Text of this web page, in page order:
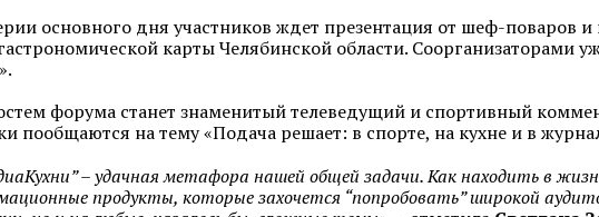
основного дня участников ждет презентация от шеф-поваров
карты Челябинской области. Соорганизаторами
форума станет знаменитый телеведущий и спортивный
пообщаются на тему «Подача решает: в спорте, на кухне и в
– удачная метафора нашей общей задачи. Как находить в
продукты, которые захочется “попробовать” широкой